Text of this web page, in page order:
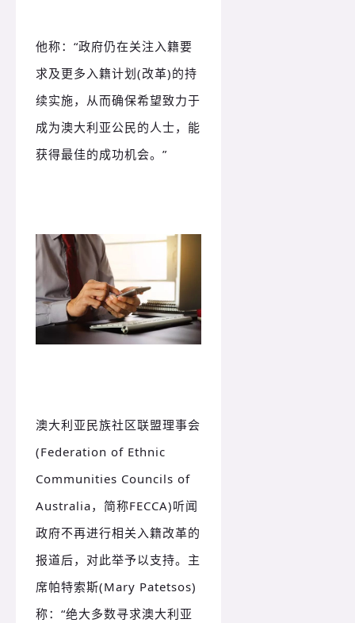
他称：“政府仍在关注入籍要
求及更多入籍计划(改革)的持
续实施，从而确保希望致力于
成为澳大利亚公民的人士，能
获得最佳的成功机会。”
澳大利亚民族社区联盟理事会
(Federation of Ethnic
Communities Councils of
Australia，简称FECCA)听闻
政府不再进行相关入籍改革的
报道后，对此举予以支持。 主
席帕特索斯(Mary Patetsos)
称： “绝大多数寻求澳大利亚